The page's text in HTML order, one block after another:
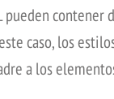
pueden contener
caso, los
a los